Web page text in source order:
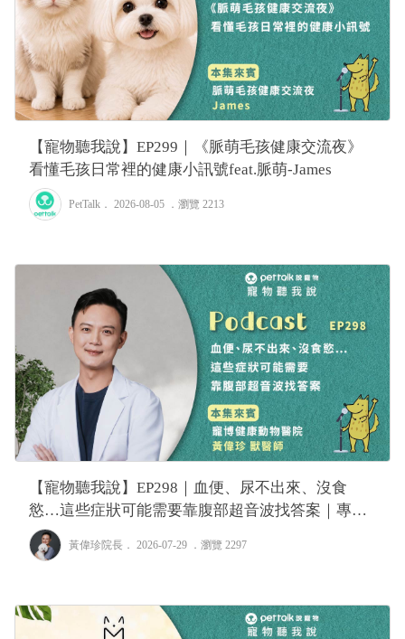
【寵物聽我說】EP299｜《脈萌毛孩健康交流夜》
看懂毛孩日常裡的健康小訊號feat.脈萌-James
PetTalk ． 2026-08-05 ． 瀏覽 2213
【寵物聽我說】EP298｜血便、尿不出來、沒食
慾…這些症狀可能需要靠腹部超音波找答案｜專業
獸醫—黃偉珍
黃偉珍院長 ． 2026-07-29 ． 瀏覽 2297